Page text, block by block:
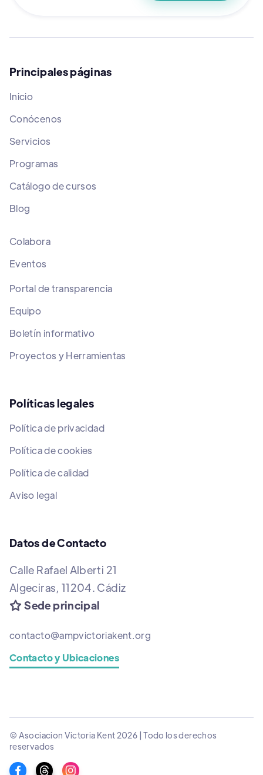
Principales páginas
Inicio
Conócenos
Servicios
Programas
Catálogo de cursos
Blog
Colabora
Eventos
Portal de transparencia
Equipo
Boletín informativo
Proyectos y Herramientas
Políticas legales
Política de privacidad
Política de cookies
Política de calidad
Aviso legal
Datos de Contacto
Calle Rafael Alberti 21
Algeciras, 11204. Cádiz
 Sede principal
contacto@ampvictoriakent.org
Contacto y Ubicaciones
© Asociacion Victoria Kent 2026 | Todo los derechos
reservados